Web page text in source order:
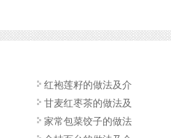
红袍莲籽的做法及介
甘麦红枣茶的做法及
家常包菜饺子的做法